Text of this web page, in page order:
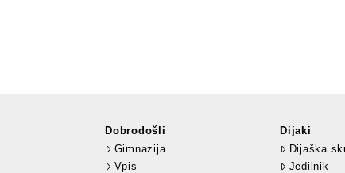
Dobrodošli
Gimnazija
Vpis
Dijaki
Dijaška
Jedilnik